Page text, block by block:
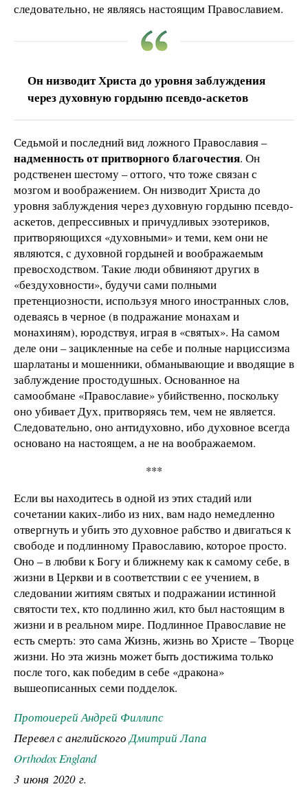
следовательно, не являясь настоящим Православием.
Он низводит Христа до уровня заблуждения
через духовную гордыню псевдо-аскетов
Седьмой и последний вид ложного Православия –
надменность от притворного благочестия. Он
родственен шестому – оттого, что тоже связан с
мозгом и воображением. Он низводит Христа до
уровня заблуждения через духовную гордыню псевдо-
аскетов, депрессивных и причудливых эзотериков,
притворяющихся «духовными» и теми, кем они не
являются, с духовной гордыней и воображаемым
превосходством. Такие люди обвиняют других в
«бездуховности», будучи сами полными
претенциозности, используя много иностранных слов,
одеваясь в черное (в подражание монахам и
монахиням), юродствуя, играя в «святых». На самом
деле они – зацикленные на себе и полные нарциссизма
шарлатаны и мошенники, обманывающие и вводящие в
заблуждение простодушных. Основанное на
самообмане «Православие» убийственно, поскольку
оно убивает Дух, притворяясь тем, чем не является.
Следовательно, оно антидуховно, ибо духовное всегда
основано на настоящем, а не на воображаемом.
***
Если вы находитесь в одной из этих стадий или
сочетании каких-либо из них, вам надо немедленно
отвергнуть и убить это духовное рабство и двигаться к
свободе и подлинному Православию, которое просто.
Оно – в любви к Богу и ближнему как к самому себе, в
жизни в Церкви и в соответствии с ее учением, в
следовании житиям святых и подражании истинной
святости тех, кто подлинно жил, кто был настоящим в
жизни и в реальном мире. Подлинное Православие не
есть смерть: это сама Жизнь, жизнь во Христе – Творце
жизни. Но эта жизнь может быть достижима только
после того, как победим в себе «дракона»
вышеописанных семи подделок.
Протоиерей Андрей Филлипс
Перевел с английскогоДмитрий Лапа
Orthodox England
3 июня 2020 г.